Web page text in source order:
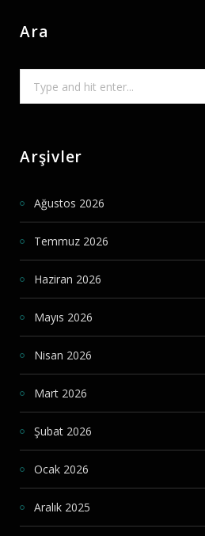
Ara
Arşivler
Ağustos 2026
Temmuz 2026
Haziran 2026
Mayıs 2026
Nisan 2026
Mart 2026
Şubat 2026
Ocak 2026
Aralık 2025